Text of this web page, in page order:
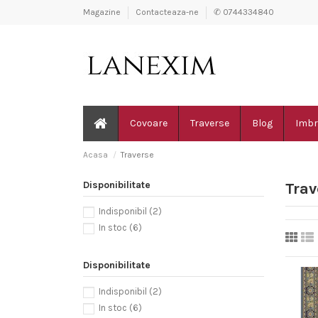
Magazine Contacteaza-ne ✆ 0744334840
Covoare Traverse Blog
Acasa Traverse
Disponibilitate
Indisponibil (2)
In stoc (6)
Disponibilitate
Indisponibil (2)
In stoc (6)